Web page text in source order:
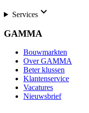
Services
GAMMA
Bouwmarkten
Over GAMMA
Beter klussen
Klantenservice
Vacatures
Nieuwsbrief